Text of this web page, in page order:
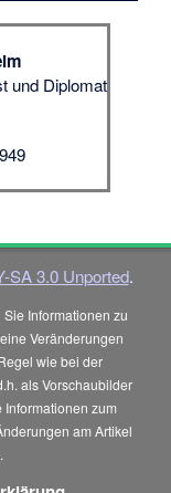
und Diplomat
SA 3.0 Unported.
Sie Informationen zu
Veränderungen
wie bei der
als Vorschaubilder
zum
am Artikel